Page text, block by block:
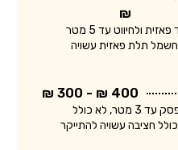
₪
המחיר מתייחס לנקודת חשמל חד פאזית ולחיווט עד 5 מטר
תלת פאזית עשויה
400 ₪ - 300 ₪
המחיר מתייחס להזזת שקע או מפסק עד 3 מטר, לא כולל
חציבה עשויה להתייקר